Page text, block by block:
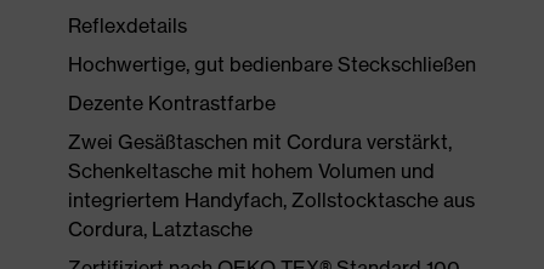
Reflexdetails
Hochwertige, gut bedienbare Steckschließen
Dezente Kontrastfarbe
Zwei Gesäßtaschen mit Cordura verstärkt,
Schenkeltasche mit hohem Volumen und
integriertem Handyfach, Zollstocktasche aus
Cordura, Latztasche